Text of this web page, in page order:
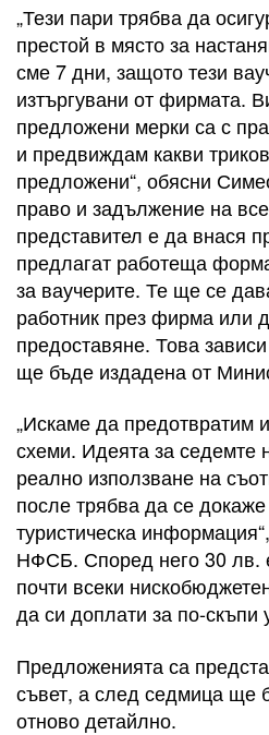
„Тези пари трябва да
престой в място за
сме 7 дни, защото тези
изтъргувани от фирмата.
предложени мерки са с
и предвиждам какви
предложени“, обясни
право и задължение на
представител е да внася
предлагат работеща
за ваучерите. Те ще се
работник през фирма или
предоставяне. Това
ще бъде издадена от
„Искаме да предотвратим
схеми. Идеята за седемте
реално използване на
после трябва да се
туристическа
НФСБ. Според него 30 лв.
почти всеки
да си доплати за по-скъпи
Предложенията са
съвет, а след седмица ще
отново детайлно.